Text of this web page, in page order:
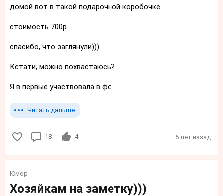
домой вот в такой подарочной коробочке
стоимость 700р
спасибо, что заглянули)))
Кстати, можно похвастаюсь?
Я в первые участвовала в фо...
Читать дальше
18 4 5 лет назад
Юмор
Хозяйкам на заметку)))